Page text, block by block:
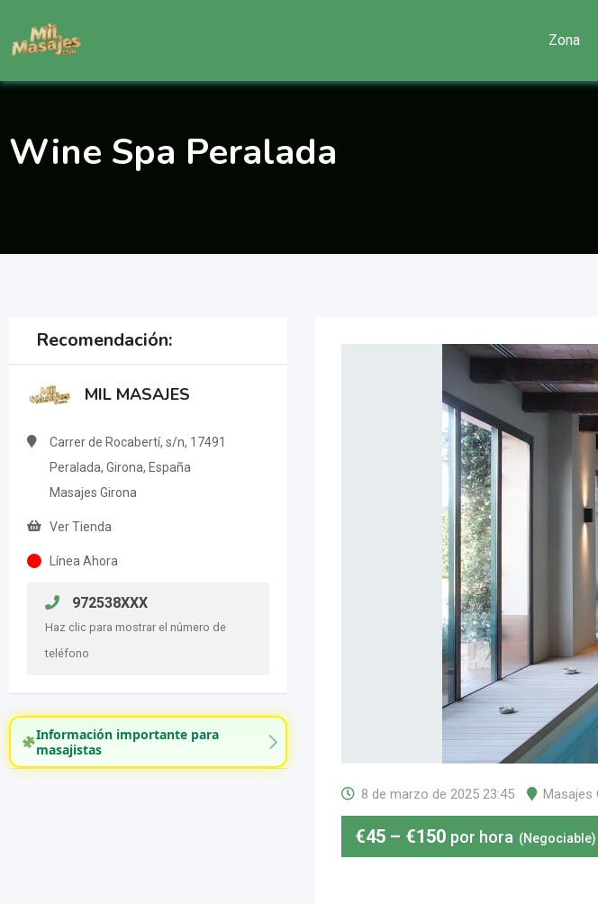
contenido
Zona
Wine Spa Peralada
Recomendación:
MIL MASAJES
Carrer de Rocabertí, s/n, 17491
Peralada, Girona, España
Masajes Girona
Ver Tienda
Línea Ahora
972538XXX
Haz clic para mostrar el número de
teléfono
Información importante para
masajistas
8 de marzo de 2025 23:45 Masajes
€45 – €150 por hora (Negociable)